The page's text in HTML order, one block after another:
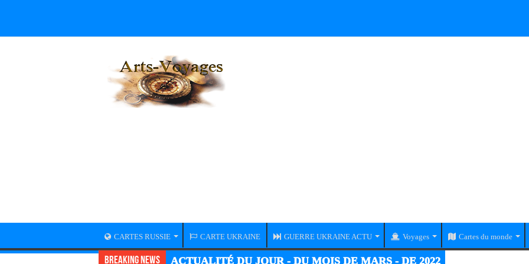
CARTES RUSSIE CARTE UKRAINE GUERRE UKRAINE ACTU Voyages Cartes du monde
Breaking News ACTUALITÉ DU JOUR - DU MOIS DE MARS - DE 2022